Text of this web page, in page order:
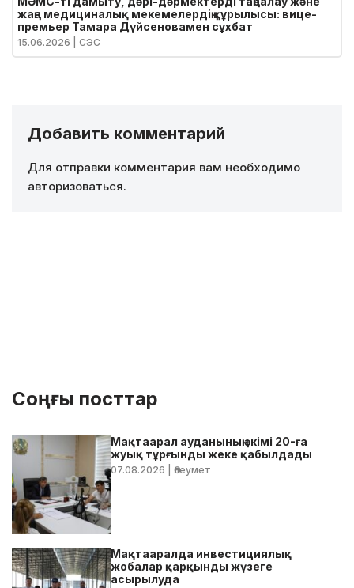
жаңа медициналық мекемелердің құрылысы: вице-
премьер Тамара Дүйсеновамен сұхбат
15.06.2026 | СЭС
Добавить комментарий
Для отправки комментария вам необходимо
авторизоваться.
Соңғы посттар
Мақтаарал ауданының әкімі 20-ға
жуық тұрғынды жеке қабылдады
07.08.2026 | Әлеумет
Мақтааралда инвестициялық
жобалар қарқынды жүзеге
асырылуда